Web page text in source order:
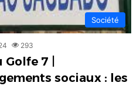
Société
293
7 |
sociaux : les